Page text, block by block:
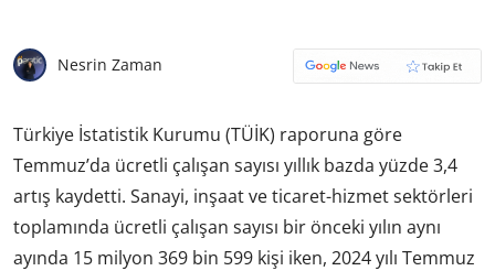
Nesrin Zaman
Türkiye İstatistik Kurumu (TÜİK) raporuna göre
Temmuz’da ücretli çalışan sayısı yıllık bazda yüzde 3,4
artış kaydetti. Sanayi, inşaat ve ticaret-hizmet sektörleri
toplamında ücretli çalışan sayısı bir önceki yılın aynı
ayında 15 milyon 369 bin 599 kişi iken, 2024 yılı Temmuz